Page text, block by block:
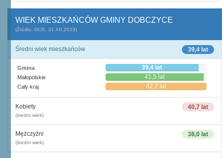
WIEK MIESZKAŃCÓW GMINY DOBCZYCE
(Źródło: GUS, 31.XII.2023)
39,4 lat
Średni wiek mieszkańców
Gmina 39,4 lat
Małopolskie 41,5 lat
Cały kraj 42,7 lat
40,7 lat
Kobiety
(średni wiek)
38,0 lat
Mężczyźni
(średni wiek)